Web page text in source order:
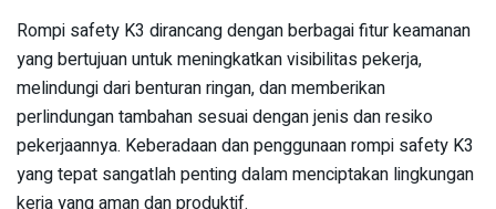
Rompi safety K3 dirancang dengan berbagai fitur keamanan
yang bertujuan untuk meningkatkan visibilitas pekerja,
melindungi dari benturan ringan, dan memberikan
perlindungan tambahan sesuai dengan jenis dan resiko
pekerjaannya. Keberadaan dan penggunaan rompi safety K3
yang tepat sangatlah penting dalam menciptakan lingkungan